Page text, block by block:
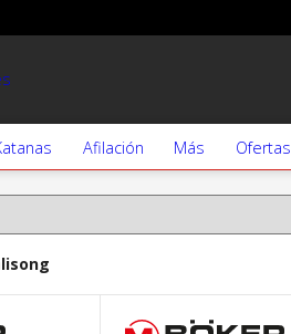
Caza
Afilación Más Ofertas